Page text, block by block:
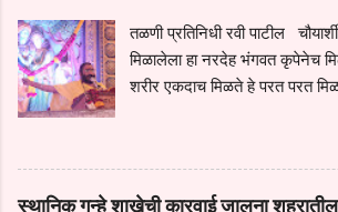
सगळ्याना करून दीली आहे मनुष्याच्या आयुष्यातील
मोठा आधार असते परतू आज काल तीच साधना
तळणी प्रतिनिधी रवी पाटील
मिळालेला हा नरदेह भंगवत कृपेनेच
शरीर एकदाच मिळते हे परत परत
संचय सारखे असतील तेव्हाच मनुष्य
पुण्याचा संचय जर जास्त असेल तर
प्राप्त झाल्याशिवाय राहणार नाही .
स्थानिक गुन्हे शाखेची कारवाई जालना